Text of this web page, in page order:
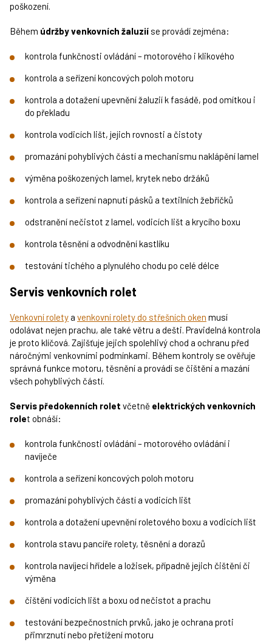
poškození.
Během údržby venkovních žaluzií se provádí zejména:
kontrola funkčnosti ovládání – motorového i klikového
kontrola a seřízení koncových poloh motoru
kontrola a dotažení upevnění žaluzií k fasádě, pod omítkou i
do překladu
kontrola vodicích lišt, jejich rovnosti a čistoty
promazání pohyblivých částí a mechanismu naklápění lamel
výměna poškozených lamel, krytek nebo držáků
kontrola a seřízení napnutí pásků a textilních žebříčků
odstranění nečistot z lamel, vodicích lišt a krycího boxu
kontrola těsnění a odvodnění kastlíku
testování tichého a plynulého chodu po celé délce
Servis venkovních rolet
Venkovní rolety a venkovní rolety do střešních oken musí
odolávat nejen prachu, ale také větru a dešti. Pravidelná kontrola
je proto klíčová. Zajišťuje jejich spolehlivý chod a ochranu před
náročnými venkovními podmínkami. Během kontroly se ověřuje
správná funkce motoru, těsnění a provádí se čištění a mazání
všech pohyblivých částí.
Servis předokenních rolet včetně elektrických venkovních
rolet obnáší:
kontrola funkčnosti ovládání – motorového ovládání i
navíječe
kontrola a seřízení koncových poloh motoru
promazání pohyblivých částí a vodicích lišt
kontrola a dotažení upevnění roletového boxu a vodicích lišt
kontrola stavu pancíře rolety, těsnění a dorazů
kontrola navíjecí hřídele a ložisek, případně jejich čištění či
výměna
čištění vodicích lišt a boxu od nečistot a prachu
testování bezpečnostních prvků, jako je ochrana proti
přimrznutí nebo přetížení motoru